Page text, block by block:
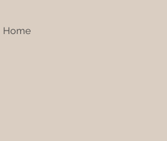
Home